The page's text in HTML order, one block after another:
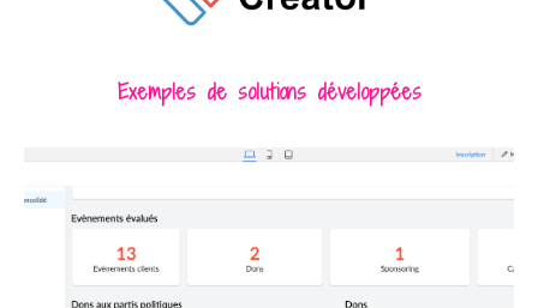
Exemples de solutions développées